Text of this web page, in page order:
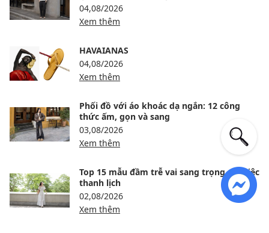
04,08/2026
Xem thêm
HAVAIANAS
04,08/2026
Xem thêm
Phối đồ với áo khoác dạ ngắn: 12 công
thức ấm, gọn và sang
03,08/2026
Xem thêm
Top 15 mẫu đầm trễ vai sang trọng, dự tiệc
thanh lịch
02,08/2026
Xem thêm